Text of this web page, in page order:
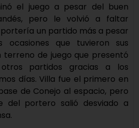
el juego a pesar del buen
pero le volvió a faltar
un partido más a pesar
ocasiones que tuvieron sus
terreno de juego que presentó
partidos gracias a los
días. Villa fue el primero en
de Conejo al espacio, pero
del portero salió desviado a